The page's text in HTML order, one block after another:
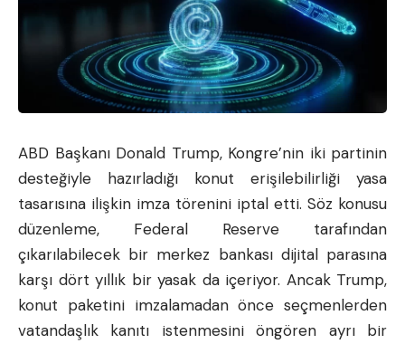
ABD Başkanı Donald Trump, Kongre’nin iki partinin
desteğiyle hazırladığı konut erişilebilirliği yasa
tasarısına ilişkin imza törenini iptal etti. Söz konusu
düzenleme, Federal Reserve tarafından
çıkarılabilecek bir merkez bankası dijital parasına
karşı dört yıllık bir yasak da içeriyor. Ancak Trump,
konut paketini imzalamadan önce seçmenlerden
vatandaşlık kanıtı istenmesini öngören ayrı bir